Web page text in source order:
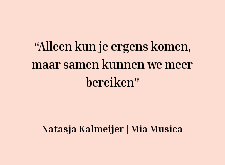
“Alleen kun je ergens komen,
maar samen kunnen we meer
bereiken”
Natasja Kalmeijer | Mia Musica